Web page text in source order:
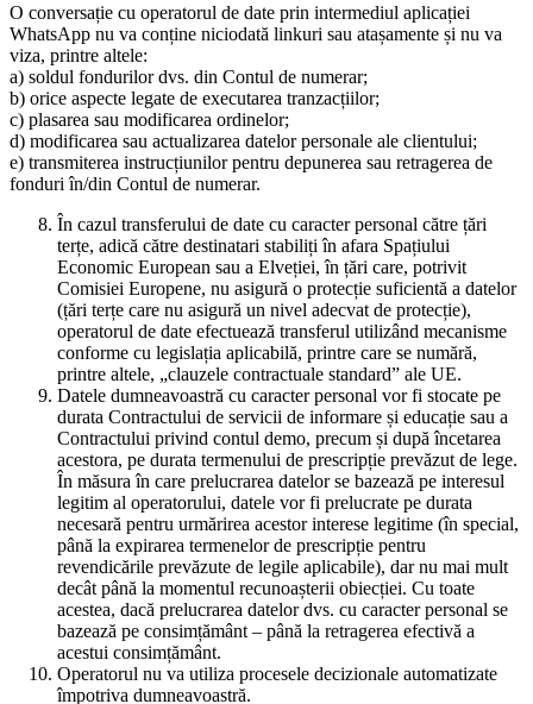
O conversație cu operatorul de date prin intermediul aplicației
WhatsApp nu va conține niciodată linkuri sau atașamente și nu va
viza, printre altele:
a) soldul fondurilor dvs. din Contul de numerar;
b) orice aspecte legate de executarea tranzacțiilor;
c) plasarea sau modificarea ordinelor;
d) modificarea sau actualizarea datelor personale ale clientului;
e) transmiterea instrucțiunilor pentru depunerea sau retragerea de
fonduri în/din Contul de numerar.
În cazul transferului de date cu caracter personal către țări
terțe, adică către destinatari stabiliți în afara Spațiului
Economic European sau a Elveției, în țări care, potrivit
Comisiei Europene, nu asigură o protecție suficientă a datelor
(țări terțe care nu asigură un nivel adecvat de protecție),
operatorul de date efectuează transferul utilizând mecanisme
conforme cu legislația aplicabilă, printre care se numără,
printre altele, „clauzele contractuale standard” ale UE.
Datele dumneavoastră cu caracter personal vor fi stocate pe
durata Contractului de servicii de informare și educație sau a
Contractului privind contul demo, precum și după încetarea
acestora, pe durata termenului de prescripție prevăzut de lege.
În măsura în care prelucrarea datelor se bazează pe interesul
legitim al operatorului, datele vor fi prelucrate pe durata
necesară pentru urmărirea acestor interese legitime (în special,
până la expirarea termenelor de prescripție pentru
revendicările prevăzute de legile aplicabile), dar nu mai mult
decât până la momentul recunoașterii obiecției. Cu toate
acestea, dacă prelucrarea datelor dvs. cu caracter personal se
bazează pe consimțământ – până la retragerea efectivă a
acestui consimțământ.
Operatorul nu va utiliza procesele decizionale automatizate
împotriva dumneavoastră.